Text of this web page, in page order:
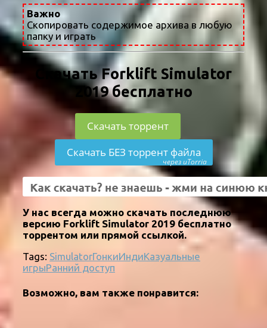
Важно
Скопировать содержимое архива в любую
папку и играть
Скачать Forklift Simulator
2019 бесплатно
Скачать торрент
Скачать БЕЗ торрент файла
через uTorria
У нас всегда можно скачать последнюю
версию Forklift Simulator 2019 бесплатно
торрентом или прямой ссылкой.
Tags: SimulatorГонкиИндиКазуальные
игрыРанний доступ
Возможно, вам также понравится: